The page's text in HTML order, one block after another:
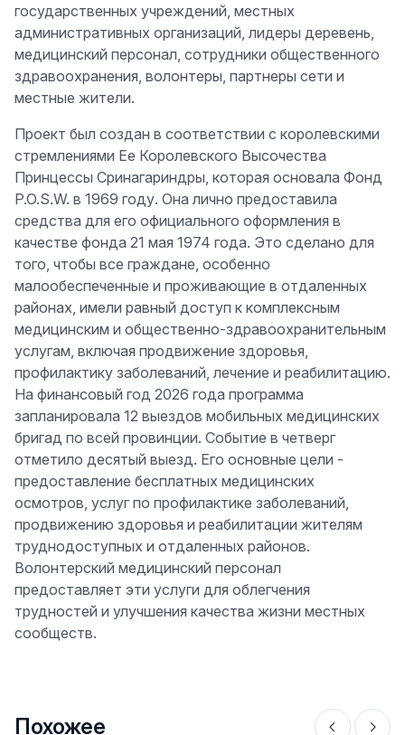
государственных учреждений, местных
административных организаций, лидеры деревень,
медицинский персонал, сотрудники общественного
здравоохранения, волонтеры, партнеры сети и
местные жители.
Проект был создан в соответствии с королевскими
стремлениями Ее Королевского Высочества
Принцессы Сринагариндры, которая основала Фонд
P.O.S.W. в 1969 году. Она лично предоставила
средства для его официального оформления в
качестве фонда 21 мая 1974 года. Это сделано для
того, чтобы все граждане, особенно
малообеспеченные и проживающие в отдаленных
районах, имели равный доступ к комплексным
медицинским и общественно-здравоохранительным
услугам, включая продвижение здоровья,
профилактику заболеваний, лечение и реабилитацию.
На финансовый год 2026 года программа
запланировала 12 выездов мобильных медицинских
бригад по всей провинции. Событие в четверг
отметило десятый выезд. Его основные цели -
предоставление бесплатных медицинских
осмотров, услуг по профилактике заболеваний,
продвижению здоровья и реабилитации жителям
труднодоступных и отдаленных районов.
Волонтерский медицинский персонал
предоставляет эти услуги для облегчения
трудностей и улучшения качества жизни местных
сообществ.
Похожее